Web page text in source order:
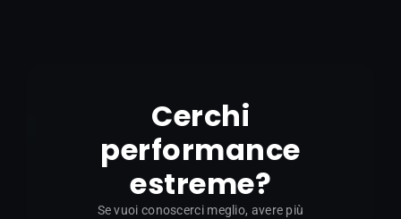
Cerchi
performance
estreme?
Se vuoi conoscerci meglio, avere più